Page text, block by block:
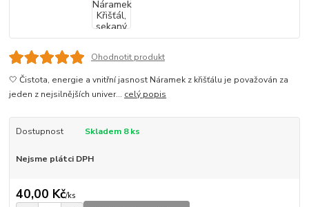
Ohodnotit produkt
🤍 Čistota, energie a vnitřní jasnost Náramek z křišťálu je považován za
jeden z nejsilnějších univer... celý popis
Dostupnost Skladem 8 ks
Nejsme plátci DPH
40,00 Kč/ks